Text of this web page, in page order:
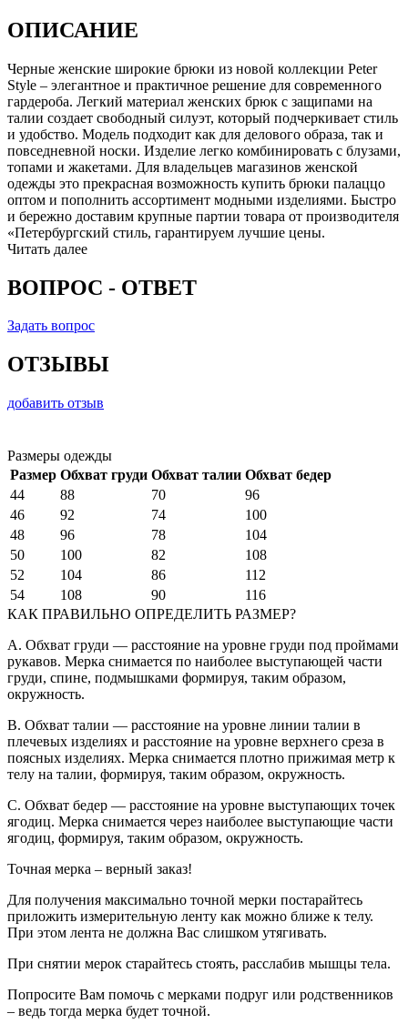
ОПИСАНИЕ
Черные женские широкие брюки из новой коллекции Peter
Style – элегантное и практичное решение для современного
гардероба. Легкий материал женских брюк с защипами на
талии создает свободный силуэт, который подчеркивает стиль
и удобство. Модель подходит как для делового образа, так и
повседневной носки. Изделие легко комбинировать с блузами,
топами и жакетами. Для владельцев магазинов женской
одежды это прекрасная возможность купить брюки палаццо
оптом и пополнить ассортимент модными изделиями. Быстро
и бережно доставим крупные партии товара от производителя
«Петербургский стиль, гарантируем лучшие цены.
Читать далее
ВОПРОС - ОТВЕТ
Задать вопрос
ОТЗЫВЫ
добавить отзыв
Размеры одежды
Размер Обхват груди Обхват талии Обхват бедер
44
88 70
96
46
92 74
100
48
96 78
104
50
100 82
108
52
104 86
112
54
108 90
116
КАК ПРАВИЛЬНО ОПРЕДЕЛИТЬ РАЗМЕР?
A. Обхват груди — расстояние на уровне груди под проймами
рукавов. Мерка снимается по наиболее выступающей части
груди, спине, подмышками формируя, таким образом,
окружность.
B. Обхват талии — расстояние на уровне линии талии в
плечевых изделиях и расстояние на уровне верхнего среза в
поясных изделиях. Мерка снимается плотно прижимая метр к
телу на талии, формируя, таким образом, окружность.
C. Обхват бедер — расстояние на уровне выступающих точек
ягодиц. Мерка снимается через наиболее выступающие части
ягодиц, формируя, таким образом, окружность.
Точная мерка – верный заказ!
Для получения максимально точной мерки постарайтесь
приложить измерительную ленту как можно ближе к телу.
При этом лента не должна Вас слишком утягивать.
При снятии мерок старайтесь стоять, расслабив мышцы тела.
Попросите Вам помочь с мерками подруг или родственников
– ведь тогда мерка будет точной.